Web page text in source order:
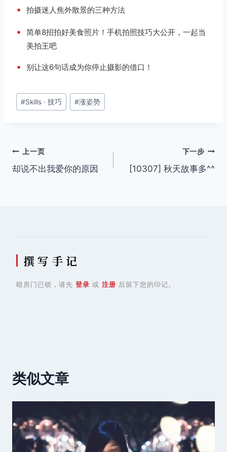
• 拍摄迷人焦外散景的三种方法
•
简单8招拍好美食照片！手机拍照技巧大公开，一起当
美拍王吧
• 别让这6句话成为你停止摄影的借口！
文
章
#Skills · 技巧 #涨姿势
文
章
上一页
却说不出我爱你的原因
下一步
[10307] 秋天故事多^^
撰 写 手 记
暗房门已锁，请先 登录 或 注册 后留下您的印记。
类似文章